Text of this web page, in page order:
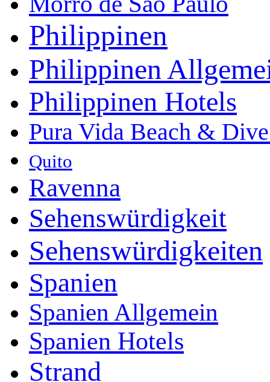
Philippinen
Philippinen
Philippinen Hotels
Pura Vida Beach &
Quito
Ravenna
Sehenswürdigkeit
Sehenswürdigkeiten
Spanien
Spanien Allgemein
Spanien Hotels
Strand